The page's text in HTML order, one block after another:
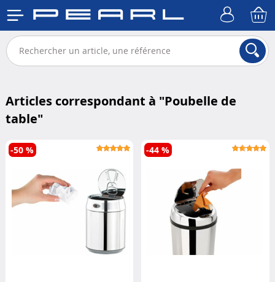
Articles correspondant à "Poubelle de
table"
-50 % -44 %